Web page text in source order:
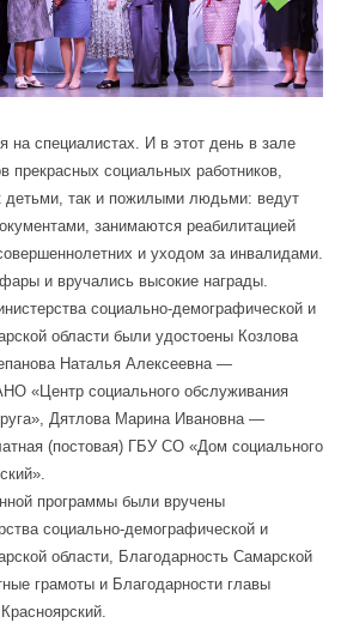
на специалистах. И в этот день в зале
прекрасных социальных работников,
детьми, так и пожилыми людьми: ведут
занимаются реабилитацией
и уходом за инвалидами.
и вручались высокие награды.
социально-демографической и
области были удостоены Козлова
Наталья Алексеевна —
«Центр социального обслуживания
Дятлова Марина Ивановна —
(постовая) ГБУ СО «Дом социального
программы были вручены
социально-демографической и
области, Благодарность Самарской
грамоты и Благодарности главы